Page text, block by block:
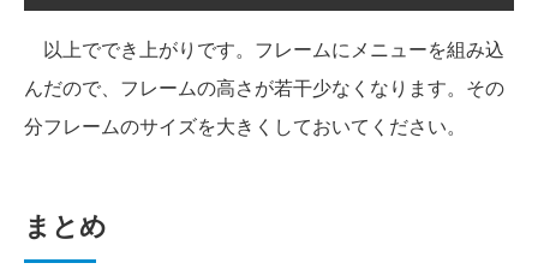
以上ででき上がりです。フレームにメニューを組み込
んだので、フレームの高さが若干少なくなります。その
分フレームのサイズを大きくしておいてください。
まとめ